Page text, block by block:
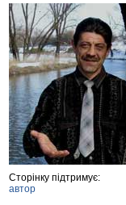
Сторінку підтримує:
автор